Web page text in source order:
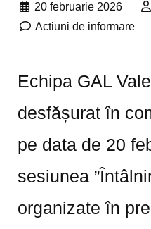
20 februarie 2026
Actiuni de informare
Echipa GAL
desfășurat în
pe data de 20
sesiunea
organizate în